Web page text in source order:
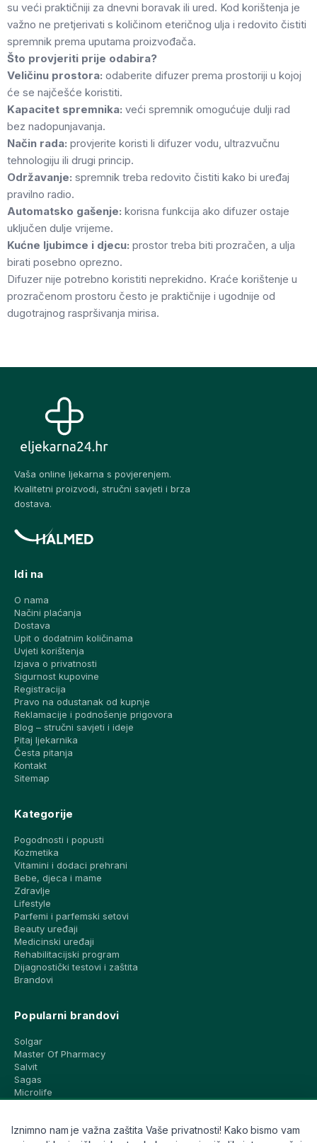
su veći praktičniji za dnevni boravak ili ured. Kod korištenja je
važno ne pretjerivati s količinom eteričnog ulja i redovito čistiti
spremnik prema uputama proizvođača.
Što provjeriti prije odabira?
Veličinu prostora: odaberite difuzer prema prostoriji u kojoj
će se najčešće koristiti.
Kapacitet spremnika: veći spremnik omogućuje dulji rad
bez nadopunjavanja.
Način rada: provjerite koristi li difuzer vodu, ultrazvučnu
tehnologiju ili drugi princip.
Održavanje: spremnik treba redovito čistiti kako bi uređaj
pravilno radio.
Automatsko gašenje: korisna funkcija ako difuzer ostaje
uključen dulje vrijeme.
Kućne ljubimce i djecu: prostor treba biti prozračen, a ulja
birati posebno oprezno.
Difuzer nije potrebno koristiti neprekidno. Kraće korištenje u
prozračenom prostoru često je praktičnije i ugodnije od
dugotrajnog raspršivanja mirisa.
Vaša online ljekarna s povjerenjem.
Kvalitetni proizvodi, stručni savjeti i brza
dostava.
Idi na
O nama
Načini plaćanja
Dostava
Upit o dodatnim količinama
Uvjeti korištenja
Izjava o privatnosti
Sigurnost kupovine
Registracija
Pravo na odustanak od kupnje
Reklamacije i podnošenje prigovora
Blog – stručni savjeti i ideje
Pitaj ljekarnika
Česta pitanja
Kontakt
Sitemap
Kategorije
Pogodnosti i popusti
Kozmetika
Vitamini i dodaci prehrani
Bebe, djeca i mame
Zdravlje
Lifestyle
Parfemi i parfemski setovi
Beauty uređaji
Medicinski uređaji
Rehabilitacijski program
Dijagnostički testovi i zaštita
Brandovi
Popularni brandovi
Solgar
Master Of Pharmacy
Salvit
Sagas
Microlife
CeraVe
Iznimno nam je važna zaštita Vaše privatnosti! Kako bismo vam